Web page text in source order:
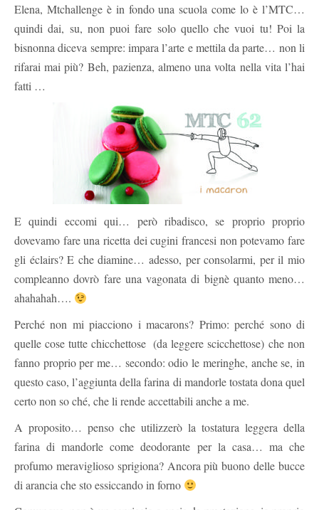
Elena, Mtchallenge è in fondo una scuola come lo è l’MTC…
quindi dai, su, non puoi fare solo quello che vuoi tu! Poi la
bisnonna diceva sempre: impara l’arte e mettila da parte… non li
rifarai mai più? Beh, pazienza, almeno una volta nella vita l’hai
fatti …
E quindi eccomi qui… però ribadisco, se proprio proprio
dovevamo fare una ricetta dei cugini francesi non potevamo fare
gli éclairs? E che diamine… adesso, per consolarmi, per il mio
compleanno dovrò fare una vagonata di bignè quanto meno…
ahahahah….
Perché non mi piacciono i macarons? Primo: perché sono di
quelle cose tutte chicchettose (da leggere scicchettose) che non
fanno proprio per me… secondo: odio le meringhe, anche se, in
questo caso, l’aggiunta della farina di mandorle tostata dona quel
certo non so ché, che li rende accettabili anche a me.
A proposito… penso che utilizzerò la tostatura leggera della
farina di mandorle come deodorante per la casa… ma che
profumo meraviglioso sprigiona? Ancora più buono delle bucce
di arancia che sto essiccando in forno